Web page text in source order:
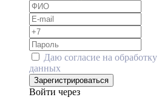
Даю согласие на обработку
данных
Зарегистрироваться
Войти через